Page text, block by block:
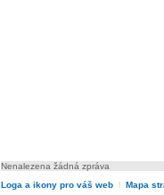
Nenalezena žádná zpráva
Loga a ikony pro váš web l Mapa